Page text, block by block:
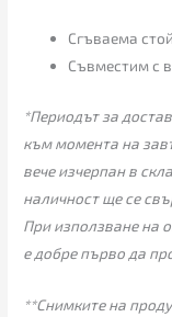
Сгъваема
Съвместим с
*Периодът за
към момента на
вече изчерпан в
наличност ще се
При използване на
е добре първо да
**Снимките на